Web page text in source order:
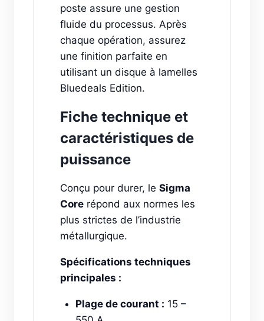
poste assure une gestion
fluide du processus. Après
chaque opération, assurez
une finition parfaite en
utilisant un disque à lamelles
Bluedeals Edition.
Fiche technique et
caractéristiques de
puissance
Conçu pour durer, le Sigma
Core répond aux normes les
plus strictes de l’industrie
métallurgique.
Spécifications techniques
principales :
Plage de courant : 15 –